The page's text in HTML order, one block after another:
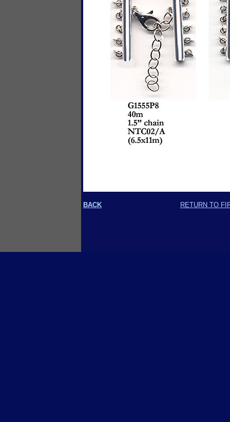
BACK RETURN TO